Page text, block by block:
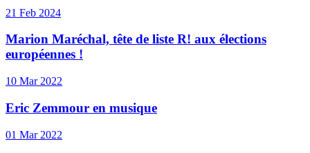
21 Feb 2024
Marion Maréchal, tête de liste R! aux élections
européennes !
10 Mar 2022
Eric Zemmour en musique
01 Mar 2022